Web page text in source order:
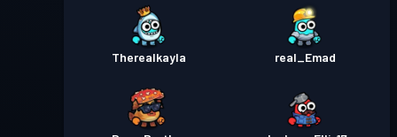
Therealkayla real_Emad